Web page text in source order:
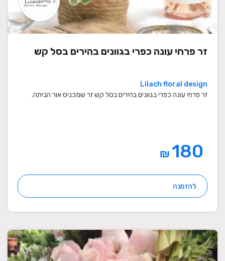
זר פרחי עונה כפרי בגוונים בהירים בסל קש
Lilach floral design
זר פרחי עונה כפרי בגוונים בהירים בסל קש זר שמכניס אור הביתה.
₪
להזמנה